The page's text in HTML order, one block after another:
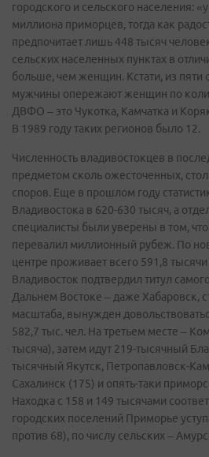
городского и сельского населения:
миллиона приморцев, тогда как
предпочитает лишь 448 тысяч
сельских населенных пунктах в
больше, чем женщин. Кстати, из пяти
мужчины опережают женщин по
ДВФО – это Чукотка, Камчатка и
В 1989 году таких регионов было 12.
Численность владивостокцев в
предметом сколь ожесточенных,
споров. Еще в прошлом году
Владивостока в 620-630 тысяч, а
специалисты были уверены в том,
перевалил миллионный рубеж. По
центре проживает всего 591,8
Владивосток подтвердил титул
Дальнем Востоке – даже Хабаровск,
масштаба, вынужден
582,7 тыс. чел. На третьем месте –
тысяча), затем идут 219-тысячный
тысячный Якутск, Петропавловск-
Сахалинск (175) и опять-таки
Находка с 158 и 149 тысячами
городских поселений Приморье
против 68), по числу сельских –